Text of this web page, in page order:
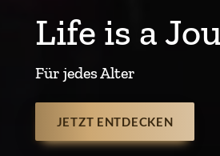
Life is a
Für jedes Alter
JETZT ENTDECKEN